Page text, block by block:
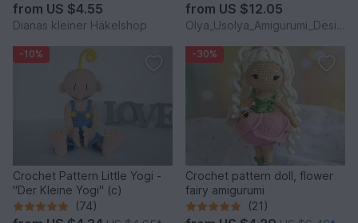
from US $4.55
Dianas kleiner Häkelshop
from US $12.05
Olya_Usolya_Amigurumi_Designer
-10%
Crochet Pattern Little Yogi -
"Der Kleine Yogi" (c)
(74)
-30%
Crochet pattern doll, flower
fairy amigurumi
(21)